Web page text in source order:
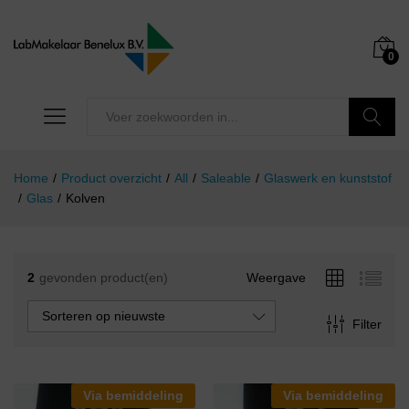
0
Home / Product overzicht / All / Saleable / Glaswerk en kunststof
/ Glas / Kolven
2 gevonden product(en) Weergave
Filter
Sorteren op nieuwste
Via bemiddeling Via bemiddeling